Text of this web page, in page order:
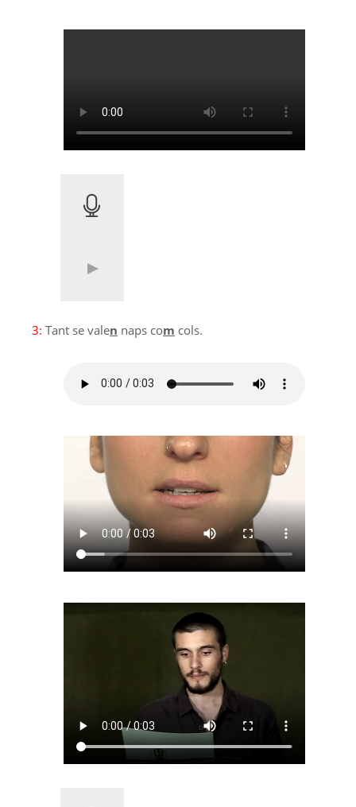
3: Tant se valen naps com cols.